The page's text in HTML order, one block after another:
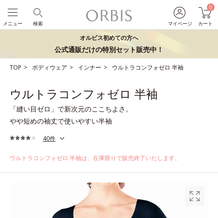
マイページ
0
カート
検索
メニュー
オルビス初めての方へ
公式通販だけの特別セット販売中！
TOP ボディウェア インナー ウルトラコンフォゼロ 半袖
ウルトラコンフォゼロ 半袖
「縫い目ゼロ」で新次元のここちよさ。
やや短めの袖丈で使いやすい半袖
40件
ウルトラコンフォゼロ 半袖は、在庫限りで販売終了いたします。